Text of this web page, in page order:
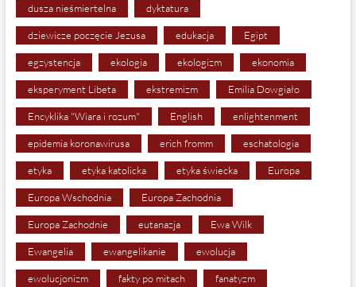
dusza nieśmiertelna dyktatura
dziewicze poczęcie Jezusa edukacja Egipt
egzystencja ekologia ekologizm ekonomia
eksperyment Libeta ekstremizm Emilia Dowgiało
Encyklika "Wiara i rozum" English enlightenment
epidemia koronawirusa erich fromm eschatologia
etyka etyka katolicka etyka świecka Europa
Europa Wschodnia Europa Zachodnia
Europa Zachodnie eutanazja Ewa Wilk
Ewangelia ewangelikanie ewolucja
ewolucjonizm fakty po mitach fanatyzm